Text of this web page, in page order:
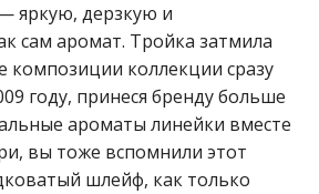
яркую, дерзкую и
сам аромат. Тройка затмила
композиции коллекции сразу
году, принеся бренду больше
ароматы линейки вместе
вы тоже вспомнили этот
шлейф, как только